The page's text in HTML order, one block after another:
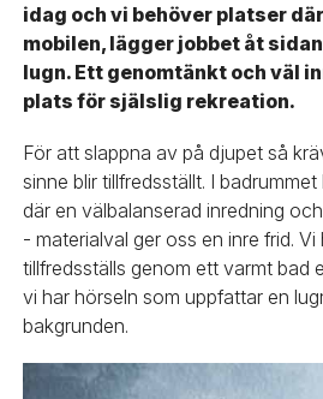
idag och vi behöver platser
mobilen, lägger jobbet åt
lugn. Ett genomtänkt och väl
plats för själslig rekreation.
För att slappna av på djupet så
sinne blir tillfredsställt. I
där en välbalanserad inredning
- materialval ger oss en inre frid.
tillfredsställs genom ett varmt bad
vi har hörseln som uppfattar en
bakgrunden.